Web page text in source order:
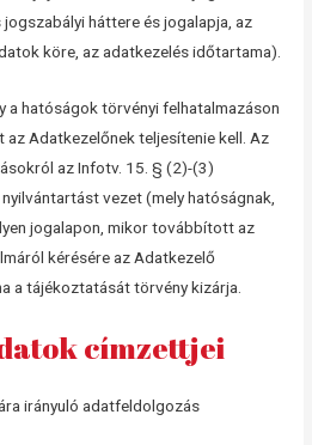
háttere és jogalapja, az
köre, az adatkezelés időtartama).
a hatóságok törvényi felhatalmazáson
az Adatkezelőnek teljesítenie kell. Az
az Infotv. 15. § (2)-(3)
vezet (mely hatóságnak,
jogalapon, mikor továbbított az
kérésére az Adatkezelő
a tájékoztatását törvény kizárja.
címzettjei
irányuló adatfeldolgozás